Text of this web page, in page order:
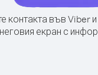
контакта във Viber
неговия екран с